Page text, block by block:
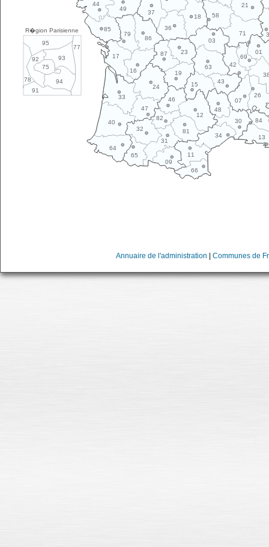
R�gion Parisienne
77
78
91
95
93
75
94
92
11
12
13
15
16
17
18
19
21
23
24
26
30
31
32
33
34
36
37
40
42
43
44
46
47
48
49
58
63
64
65
66
69
01
03
07
09
71
79
81
82 84
85
86
87
Annuaire de l'administration Communes de